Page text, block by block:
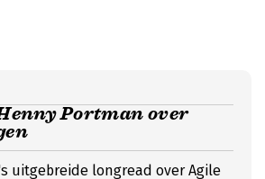
Portman over
uitgebreide longread over Agile